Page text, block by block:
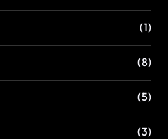
(1)
(8)
(5)
(3)